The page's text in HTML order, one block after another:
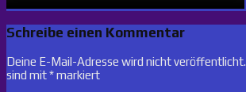
Schreibe einen Kommentar
Deine E-Mail-Adresse wird nicht veröffentlicht.
sind mit*markiert